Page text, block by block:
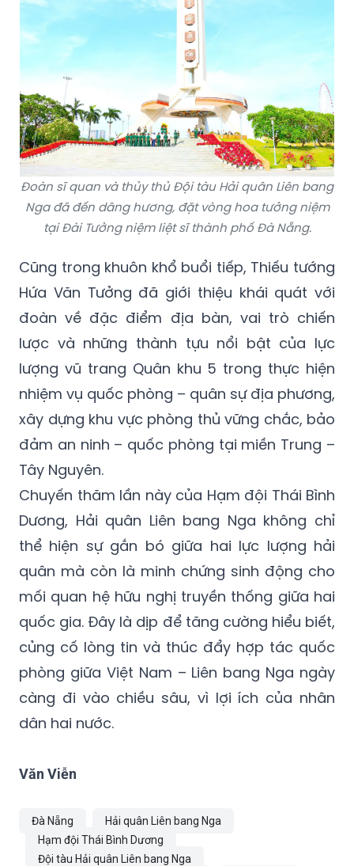
Đoàn sĩ quan và thủy thủ Đội tàu Hải quân Liên bang
Nga đã đến dâng hương, đặt vòng hoa tưởng niệm
tại Đài Tưởng niệm liệt sĩ thành phố Đà Nẵng.
Cũng trong khuôn khổ buổi tiếp, Thiếu tướng
Hứa Văn Tưởng đã giới thiệu khái quát với
đoàn về đặc điểm địa bàn, vai trò chiến
lược và những thành tựu nổi bật của lực
lượng vũ trang Quân khu 5 trong thực hiện
nhiệm vụ quốc phòng – quân sự địa phương,
xây dựng khu vực phòng thủ vững chắc, bảo
đảm an ninh – quốc phòng tại miền Trung –
Tây Nguyên.
Chuyến thăm lần này của Hạm đội Thái Bình
Dương, Hải quân Liên bang Nga không chỉ
thể hiện sự gắn bó giữa hai lực lượng hải
quân mà còn là minh chứng sinh động cho
mối quan hệ hữu nghị truyền thống giữa hai
quốc gia. Đây là dịp để tăng cường hiểu biết,
củng cố lòng tin và thúc đẩy hợp tác quốc
phòng giữa Việt Nam – Liên bang Nga ngày
càng đi vào chiều sâu, vì lợi ích của nhân
dân hai nước.
Văn Viễn
Đà Nẵng
Hải quân Liên bang Nga
Hạm đội Thái Bình Dương
Đội tàu Hải quân Liên bang Nga